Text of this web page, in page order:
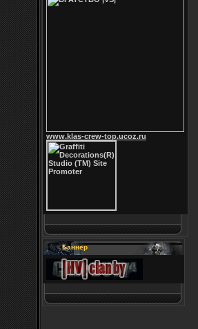
www.klas-crew-top.ucoz.ru
Баннер